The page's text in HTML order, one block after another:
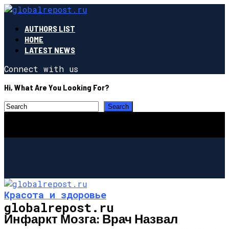
AUTHORS LIST
HOME
LATEST NEWS
Connect with us
Hi, What Are You Looking For?
globalrepost.ru
Красота и здоровье
Инфаркт Мозга: Врач Назвал